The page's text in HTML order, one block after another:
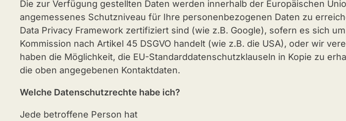
Die zur Verfügung gestellten Daten werden innerhalb der Europäischen
angemessenes Schutzniveau für Ihre personenbezogenen Daten zu
Data Privacy Framework zertifiziert sind (wie z.B. Google), sofern es sich
Kommission nach Artikel 45 DSGVO handelt (wie z.B. die USA), oder wir
haben die Möglichkeit, die EU-Standarddatenschutzklauseln in Kopie zu
die oben angegebenen Kontaktdaten.
Welche Datenschutzrechte habe ich?
Jede betroffene Person hat